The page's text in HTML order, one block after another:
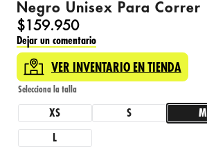
4. guayos
5. gorras
Negro Unisex Para Correr
$159.950
Dejar un comentario
VER INVENTARIO EN TIENDA
XS S M
L